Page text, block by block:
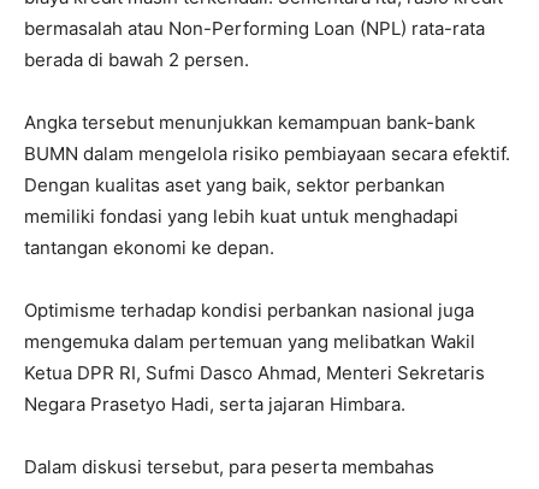
bermasalah atau Non-Performing Loan (NPL) rata-rata
berada di bawah 2 persen.
Angka tersebut menunjukkan kemampuan bank-bank
BUMN dalam mengelola risiko pembiayaan secara efektif.
Dengan kualitas aset yang baik, sektor perbankan
memiliki fondasi yang lebih kuat untuk menghadapi
tantangan ekonomi ke depan.
Optimisme terhadap kondisi perbankan nasional juga
mengemuka dalam pertemuan yang melibatkan Wakil
Ketua DPR RI, Sufmi Dasco Ahmad, Menteri Sekretaris
Negara Prasetyo Hadi, serta jajaran Himbara.
Dalam diskusi tersebut, para peserta membahas